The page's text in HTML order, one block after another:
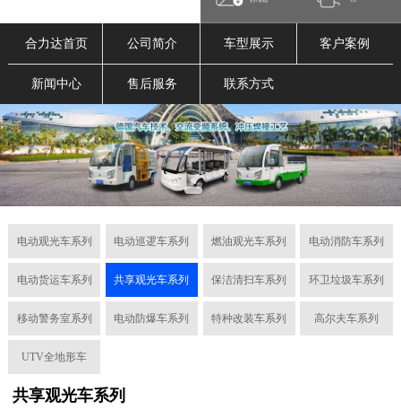
合力达首页 公司简介 车型展示 客户案例
新闻中心 售后服务 联系方式
电动观光车系列 电动巡逻车系列 燃油观光车系列 电动消防车系列
电动货运车系列 共享观光车系列 保洁清扫车系列 环卫垃圾车系列
移动警务室系列 电动防爆车系列 特种改装车系列 高尔夫车系列
UTV全地形车
共享观光车系列